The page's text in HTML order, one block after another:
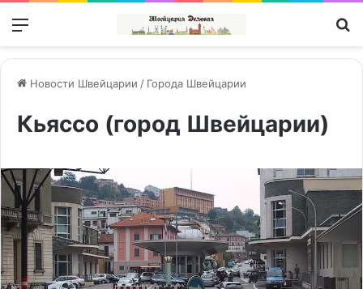
Меню
Новости Швейцарии / Города Швейцарии
Кьяссо (город Швейцарии)